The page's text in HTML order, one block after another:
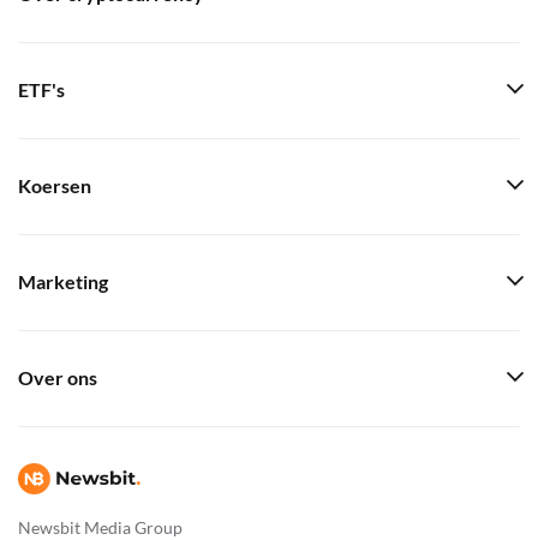
Newsbit Media Group
ETF's
Koersen
Marketing
Over ons